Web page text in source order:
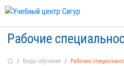
Рабочие
Виды обучения Рабочие